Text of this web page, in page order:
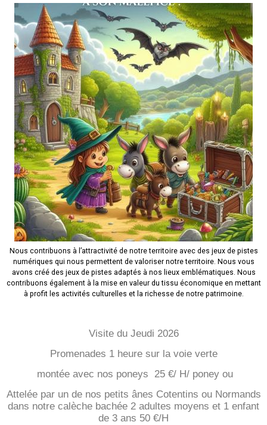
Nous contribuons à l’attractivité de notre territoire avec des jeux de pistes
numériques qui nous permettent de valoriser notre territoire. Nous vous
avons créé des jeux de pistes adaptés à nos lieux emblématiques. Nous
contribuons également à la mise en valeur du tissu économique en mettant
à profit les activités culturelles et la richesse de notre patrimoine.
Visite du Jeudi 2026
Promenades 1 heure sur la voie verte
montée avec nos poneys 25 €/ H/ poney ou
Attelée par un de nos petits ânes Cotentins ou Normands
dans notre calèche bachée 2 adultes moyens et 1 enfant
de 3 ans 50 €/H